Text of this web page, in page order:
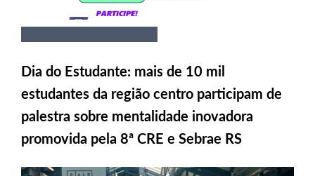
Dia do Estudante: mais de 10 mil
estudantes da região centro participam de
palestra sobre mentalidade inovadora
promovida pela 8ª CRE e Sebrae RS